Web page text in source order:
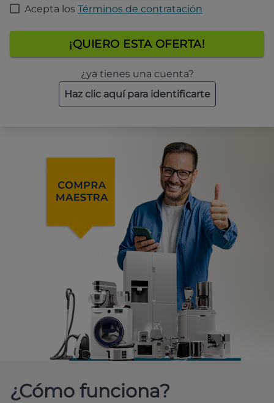
Acepta los Términos de contratación
¡QUIERO ESTA OFERTA!
¿ya tienes una cuenta?
Haz clic aquí para identificarte
¿Cómo funciona?